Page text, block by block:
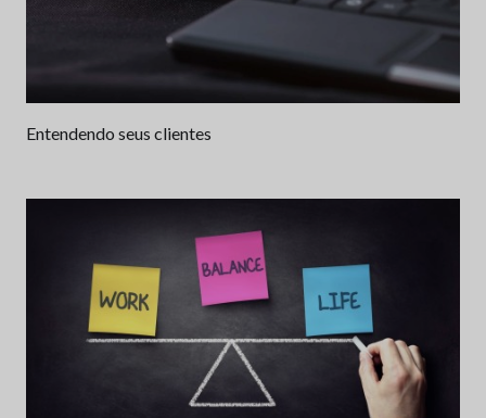
Entendendo seus clientes